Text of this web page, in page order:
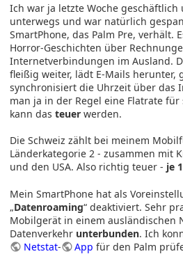
Ich war ja letzte Woche geschäftlich
unterwegs und war natürlich
SmartPhone, das Palm Pre, verhält.
Horror-Geschichten über
Internetverbindungen im Ausland.
fleißig weiter, lädt E-Mails herunter,
synchronisiert die Uhrzeit über das
man ja in der Regel eine Flatrate
kann das teuer werden.
Die Schweiz zählt bei meinem
Länderkategorie 2 - zusammen mit
und den USA. Also richtig teuer - je
Mein SmartPhone hat als
„Datenroaming“ deaktiviert. Sehr
Mobilgerät in einem ausländischen
Datenverkehr unterbunden. Ich
Netstat- App für den Palm